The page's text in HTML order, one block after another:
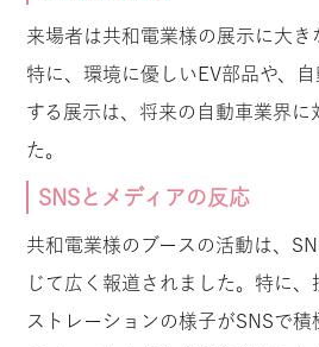
来場者は共和電業様の展示に大き
特に、環境に優しいEV部品や、
する展示は、将来の自動車業界に
た。
SNSとメディアの反応
共和電業様のブースの活動は、
じて広く報道されました。特に、
ストレーションの様子がSNSで